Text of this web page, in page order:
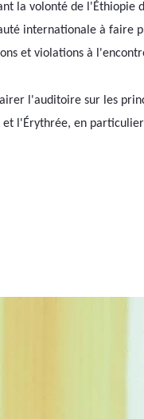
la volonté de l'Éthiopie
internationale à faire
et violations à
l'auditoire sur les
et l'Érythrée, en